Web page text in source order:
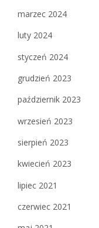
marzec 2024
luty 2024
styczeń 2024
grudzień 2023
październik 2023
wrzesień 2023
sierpień 2023
kwiecień 2023
lipiec 2021
czerwiec 2021